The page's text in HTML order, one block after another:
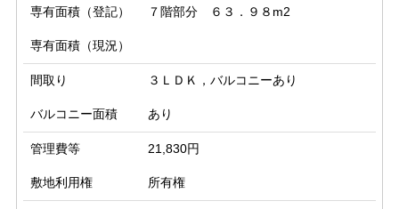
専有面積（登記） ７階部分 ６３．９８m2
専有面積（現況）
間取り ３ＬＤＫ，バルコニーあり
バルコニー面積 あり
管理費等 21,830円
敷地利用権 所有権